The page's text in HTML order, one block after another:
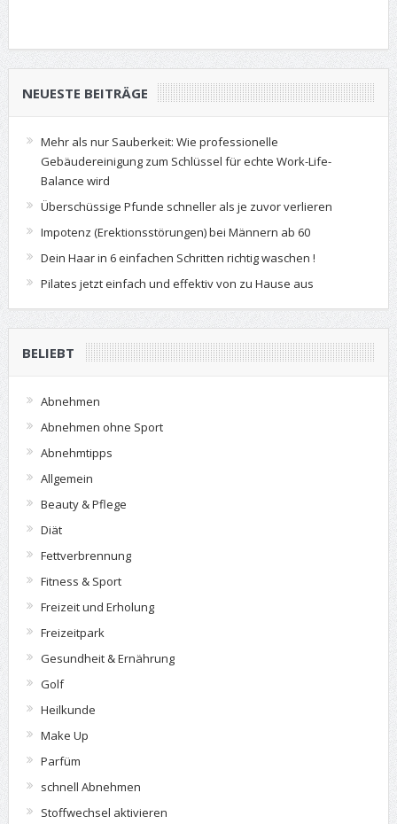
NEUESTE BEITRÄGE
Mehr als nur Sauberkeit: Wie professionelle
Gebäudereinigung zum Schlüssel für echte Work-Life-
Balance wird
Überschüssige Pfunde schneller als je zuvor verlieren
Impotenz (Erektionsstörungen) bei Männern ab 60
Dein Haar in 6 einfachen Schritten richtig waschen !
Pilates jetzt einfach und effektiv von zu Hause aus
BELIEBT
Abnehmen
Abnehmen ohne Sport
Abnehmtipps
Allgemein
Beauty & Pflege
Diät
Fettverbrennung
Fitness & Sport
Freizeit und Erholung
Freizeitpark
Gesundheit & Ernährung
Golf
Heilkunde
Make Up
Parfüm
schnell Abnehmen
Stoffwechsel aktivieren